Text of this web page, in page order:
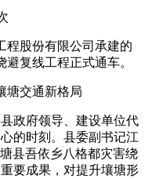
股份有限公司承建的
复线工程正式通车。
政府领导、建设单位代
的时刻。县委副书记江
县吾依乡八格都灾害绕
要成果，对提升壤塘形